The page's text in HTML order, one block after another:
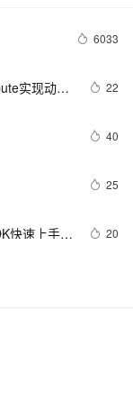
6033
实现动态
22
40
25
快速上手指
20
篇